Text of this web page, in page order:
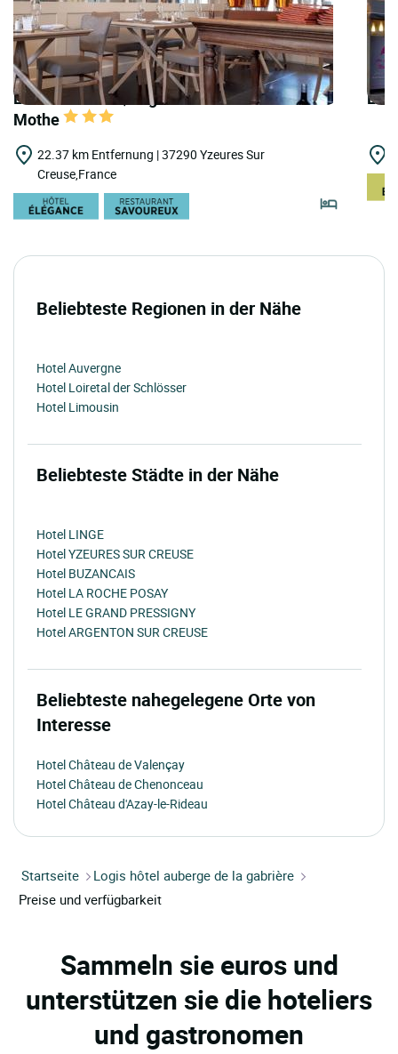
LOGIS HOTELS | Logis Hôtel Relais de la
Mothe
22.37 km Entfernung | 37290 Yzeures Sur
Creuse,France
Beliebteste Regionen in der Nähe
Hotel Auvergne
Hotel Loiretal der Schlösser
Hotel Limousin
Beliebteste Städte in der Nähe
Hotel LINGE
Hotel YZEURES SUR CREUSE
Hotel BUZANCAIS
Hotel LA ROCHE POSAY
Hotel LE GRAND PRESSIGNY
Hotel ARGENTON SUR CREUSE
Beliebteste nahegelegene Orte von
Interesse
Hotel Château de Valençay
Hotel Château de Chenonceau
Hotel Château d'Azay-le-Rideau
Startseite
Logis hôtel auberge de la gabrière
Preise und verfügbarkeit
Sammeln sie euros und
unterstützen sie die hoteliers
und gastronomen